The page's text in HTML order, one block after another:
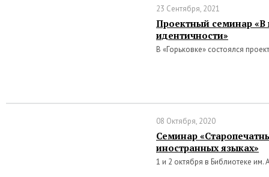
23 Сентября, 2021
Проектный семинар «В
идентичности»
В «Горьковке» состоялся
08 Октября, 2020
Семинар
иностранных языках»
1 и 2 октября в Библиотеке